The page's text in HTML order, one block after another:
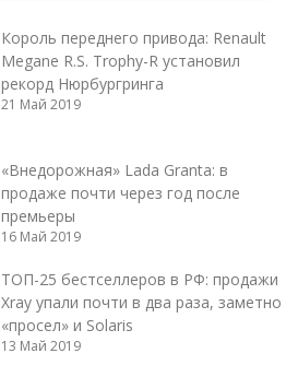
Король переднего привода: Renault
Megane R.S. Trophy-R установил
рекорд Нюрбургринга
21 Май 2019
«Внедорожная» Lada Granta: в
продаже почти через год после
премьеры
16 Май 2019
ТОП-25 бестселлеров в РФ: продажи
Xray упали почти в два раза, заметно
«просел» и Solaris
13 Май 2019